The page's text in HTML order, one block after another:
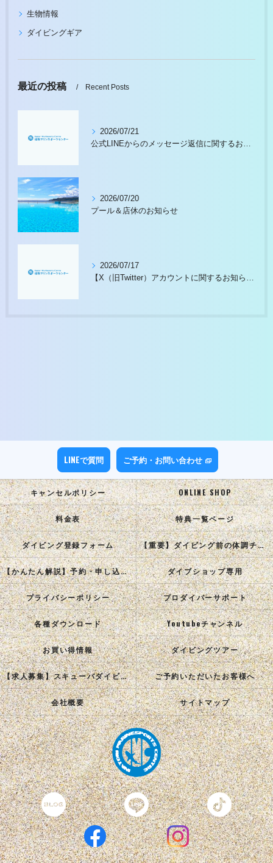
生物情報
ダイビングギア
最近の投稿 Recent Posts
2026/07/21
2026/07/20
プール＆店休のお知らせ
2026/07/17
LINEで質問 ご予約・お問い合わせ
キャンセルポリシー ONLINE SHOP
料金表 特典一覧ページ
ダイビング登録フォーム 【重要】ダイビング前の体調チェック
【かんたん解説】予約・申し込み手順 ダイブショップ専用
プライバシーポリシー プロダイバーサポート
各種ダウンロード Youtubeチャンネル
お買い得情報 ダイビングツアー
【求人募集】スキューバダイビングインストラクターを目指す正社員を募集中！ ご予約いただいたお客様へ
会社概要 サイトマップ